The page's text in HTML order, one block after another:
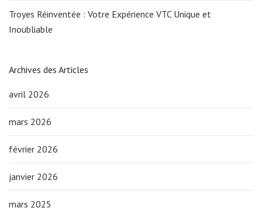
Troyes Réinventée : Votre Expérience VTC Unique et
Inoubliable
Archives des Articles
avril 2026
mars 2026
février 2026
janvier 2026
mars 2025